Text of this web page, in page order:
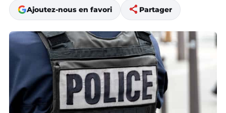
Ajoutez-nous en favori share Partager